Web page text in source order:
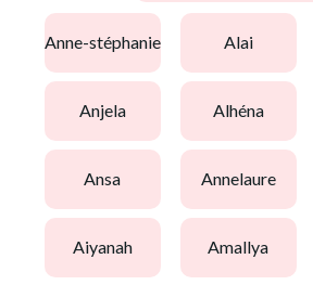
anne-stéphanie alai
anjela alhéna
ansa annelaure
aiyanah amallya